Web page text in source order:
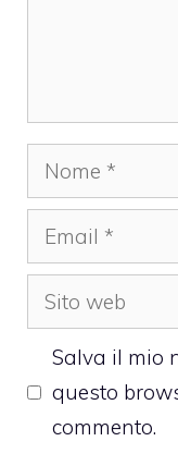
Nome
Email
Sito
web
Salva il mio
questo
commento.